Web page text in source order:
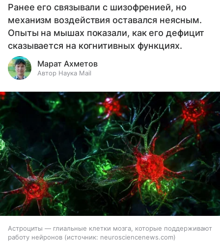
Ранее его связывали с шизофренией, но
механизм воздействия оставался неясным.
Опыты на мышах показали, как его дефицит
сказывается на когнитивных функциях.
Марат Ахметов
Автор Наука Mail
Астроциты — глиальные клетки мозга, которые поддерживают
работу нейронов
источник: neurosciencenews.com